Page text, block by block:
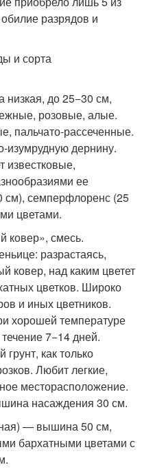
разрядов и
низкая, до 25−30 см,
розовые, алые.
пальчато-рассеченные.
изумрудную дернину.
известковые,
ее
см), семперфлоренс (25
цветами.
ковер», смесь.
разрастаясь,
ковер, над каким цветет
цветков. Широко
и иных цветников.
хорошей температуре
7−14 дней.
как только
Любит легкие,
месторасположение.
насаждения 30 см.
— вышина 50 см,
бархатными цветами с